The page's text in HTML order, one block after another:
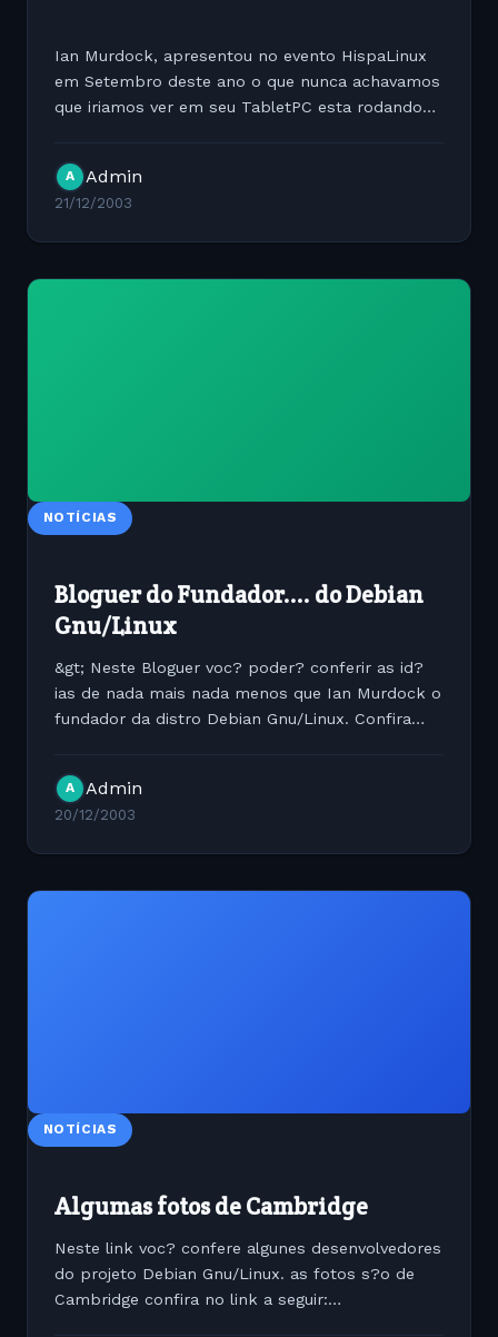
Ian Murdock, apresentou no evento HispaLinux
em Setembro deste ano o que nunca achavamos
que iriamos ver em seu TabletPC esta rodando
mais em:...
A Admin
21/12/2003
NOTÍCIAS
Bloguer do Fundador.... do Debian
Gnu/Linux
&gt; Neste Bloguer voc? poder? conferir as id?
ias de nada mais nada menos que Ian Murdock o
fundador da distro Debian Gnu/Linux. Confira
A Admin
20/12/2003
NOTÍCIAS
Algumas fotos de Cambridge
Neste link voc? confere algunes desenvolvedores
do projeto Debian Gnu/Linux. as fotos s?o de
Cambridge confira no link a seguir: